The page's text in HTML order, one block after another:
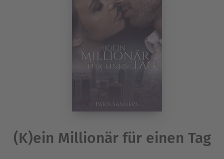
(K)ein Millionär für einen Tag